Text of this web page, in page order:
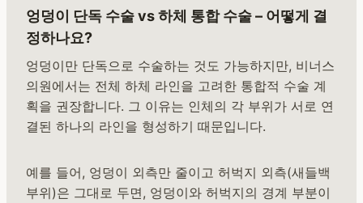
엉덩이 단독 수술 vs 하체 통합 수술 – 어떻게 결
정하나요?
엉덩이만 단독으로 수술하는 것도 가능하지만, 비너스
의원에서는 전체 하체 라인을 고려한 통합적 수술 계
획을 권장합니다. 그 이유는 인체의 각 부위가 서로 연
결된 하나의 라인을 형성하기 때문입니다.
예를 들어, 엉덩이 외측만 줄이고 허벅지 외측(새들백
부위)은 그대로 두면, 엉덩이와 허벅지의 경계 부분이